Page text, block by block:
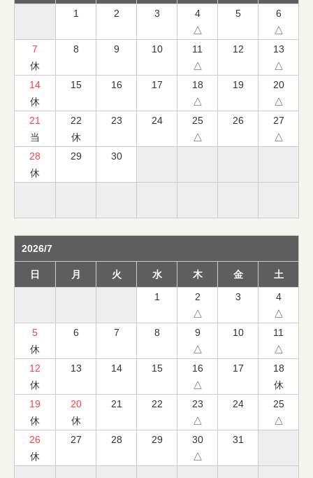
1
2 3
4
△
5
6
△
7
休
8 9 10
11
△
12
13
△
14
休
15 16 17
18
△
19
20
△
21
当
22
休
23 24
25
△
26
27
△
28
休
29 30
2026/7
日 月 火 水 木 金
土
1
2
△
3
4
△
5
休
6 7 8
9
△
10
11
△
12
休
13 14 15
16
△
17
18
休
19
休
20
休
21 22
23
△
24
25
△
26
休
27 28 29
30
△
31